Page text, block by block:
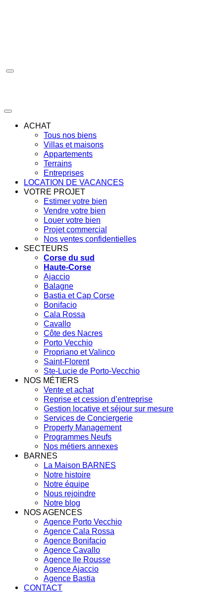
ACHAT
Tous nos biens
Villas et maisons
Appartements
Terrains
Entreprises
LOCATION DE VACANCES
VOTRE PROJET
Estimer votre bien
Vendre votre bien
Louer votre bien
Projet commercial
Nos ventes confidentielles
SECTEURS
Corse du sud
Haute-Corse
Ajaccio
Balagne
Bastia et Cap Corse
Bonifacio
Cala Rossa
Cavallo
Côte des Nacres
Porto Vecchio
Propriano et Valinco
Saint-Florent
Ste-Lucie de Porto-Vecchio
NOS MÉTIERS
Vente et achat
Reprise et cession d’entreprise
Gestion locative et séjour sur mesure
Services de Conciergerie
Property Management
Programmes Neufs
Nos métiers annexes
BARNES
La Maison BARNES
Notre histoire
Notre équipe
Nous rejoindre
Notre blog
NOS AGENCES
Agence Porto Vecchio
Agence Cala Rossa
Agence Bonifacio
Agence Cavallo
Agence Ile Rousse
Agence Ajaccio
Agence Bastia
CONTACT